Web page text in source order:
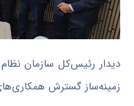
دیدار رئیس‌کل سازمان
زمینه‌ساز گسترش